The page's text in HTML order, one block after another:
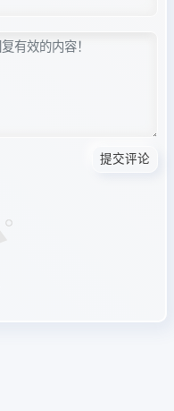
提交评论